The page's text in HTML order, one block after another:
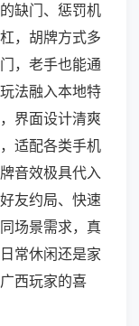
缺门、惩罚机
，胡牌方式多
，老手也能通
法融入本地特
界面设计清爽
适配各类手机
音效极具代入
友约局、快速
场景需求，真
常休闲还是家
西玩家的喜